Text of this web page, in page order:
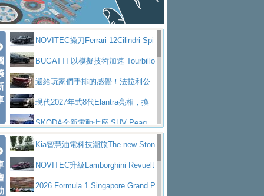
一探SITRAK “準” 消防車的究竟
大益金龍初試啼聲，汽柴油5噸貨車
不是對手正宗年鑑2025年全球自動車年鑑1月
下旬問世！2024第六屆ISUZU運轉職人挑戰賽
首度前進南台灣熱烈開戰
豪華電能休旅新星 Audi Q4 Sportba
ck 55 e-tron S lineScania Taiwan 逆風而行，加深力
道投資布局
座純電旗艦 SUV，行李廂最大可達 935 公
升
全新純電 Mercedes-Benz C 400 4
MATIC Electric 登場
奢華與科技大躍進，MAZDA全新3
代CX-5全方位進化提前亮相並展開預售94.9
萬起
馬自達公布 2027 年式 MX-5 更
新，新增 Yakudo 特別版
Skoda Peaq 發表全新電動動力系
統 最長續航逾 640 公里、支援雙向供電
BMW M2 首度導入 xDrive 四驅，
美國與瑞士需求成關鍵推手
The all-new T-Roc 魅力 自成焦點
Maserati GT2 Stradale「Tribute to
MC12」全球首度亮相
迎接 RANGE ROVER 品牌家族第
五位成員 全新 RANGE ROVER GT 預告登
造型華麗時尚、科技座艙再進化，P
NOVITEC操刀Ferrari 12Cilindri Spi
der 碳纖維空力、鍛造輪圈與Inconel排氣
上身
BUGATTI 以模擬技術加速 Tourbillo
n 動態開發還給玩家們手排的感覺！法拉利公
布12Cilidri Manaule手排超跑產品細節
現代2027年式8代Elantra亮相，換
裝更銳利的造型、更先進的資訊娛樂系統及
更高效的動力
SKODA全新電動七座 SUV Peaq
問世，擁有品牌史上最寬敞且豪華的座艙
AUDI推出首款高性能油電超跑Nuvo
lari，0到100公里加速2.6秒、極速350公里
／小時
百年三叉戟傳奇再啟程 Maserati 重
返 1000 Miglia 傳承競速榮耀
法拉利首款純電跑車Luce亮相，最
Kia智慧油電科技潮旅The new Ston
ic 1-7月累計銷量創歷史新高
NOVITEC升級Lamborghini Revuelt
o 綜效輸出增至1,048匹
2026 Formula 1 Singapore Grand P